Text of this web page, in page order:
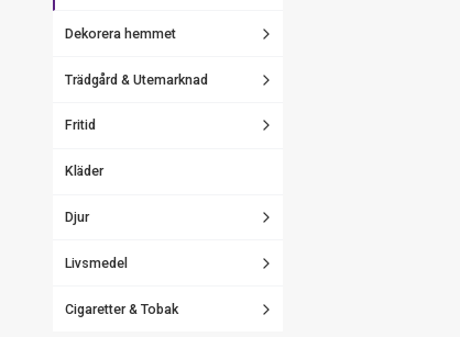
Dekorera hemmet
Trädgård & Utemarknad
Fritid
Kläder
Djur
Livsmedel
Cigaretter & Tobak